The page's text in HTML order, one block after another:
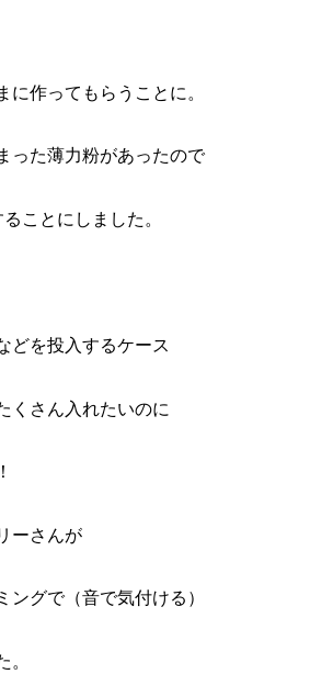
に作ってもらうことに。
った薄力粉があったので
ことにしました。
どを投入するケース
くさん入れたいのに
ーさんが
ングで（音で気付ける）
。